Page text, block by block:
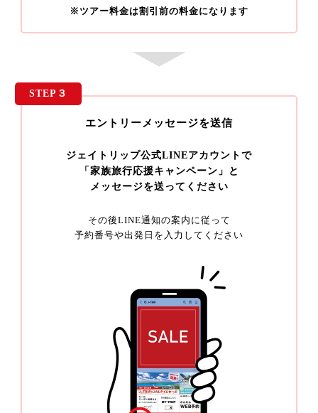
※ツアー料金は割引前の料金になります
STEP３
エントリーメッセージを送信
ジェイトリップ公式LINEアカウントで
「家族旅行応援キャンペーン」と
メッセージを送ってください
その後LINE通知の案内に従って
予約番号や出発日を入力してください